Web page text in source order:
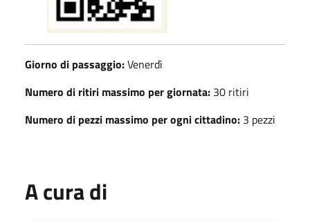
Giorno di passaggio:Venerdì
Numero di ritiri massimo per giornata: 30 ritiri
Numero di pezzi massimo per ogni cittadino: 3 pezzi
A cura di